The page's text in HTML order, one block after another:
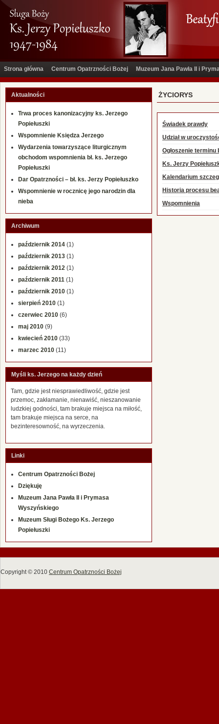
Strona główna Centrum Opatrzności Bożej Muzeum Jana Pawła II i
ŻYCIORYS
Świadek prawdy
Udział w
Ogłoszenie
Ks. Jerzy
Kalendarium
Historia procesu
Wspomnienia
Aktualności
Trwa proces kanonizacyjny ks. Jerzego
Popiełuszki
Wspomnienie Księdza Jerzego
Wydarzenia towarzyszące liturgicznym
obchodom wspomnienia bł. ks. Jerzego
Popiełuszki
Dar Opatrzności – bł. ks. Jerzy Popiełuszko
Wspomnienie w rocznicę jego narodzin dla
nieba
Archiwum
październik 2014 (1)
październik 2013 (1)
październik 2012 (1)
październik 2011 (1)
październik 2010 (1)
sierpień 2010 (1)
czerwiec 2010 (6)
maj 2010 (9)
kwiecień 2010 (33)
marzec 2010 (11)
Myśli ks. Jerzego na każdy dzień
Tam, gdzie jest niesprawiedliwość, gdzie jest
przemoc, zakłamanie, nienawiść, nieszanowanie
ludzkiej godności, tam brakuje miejsca na miłość,
tam brakuje miejsca na serce, na
bezinteresowność, na wyrzeczenia.
Linki
Centrum Opatrzności Bożej
Dziękuję
Muzeum Jana Pawła II i Prymasa
Wyszyńskiego
Muzeum Sługi Bożego Ks. Jerzego
Popiełuszki
Copyright © 2010 Centrum Opatrzności Bożej